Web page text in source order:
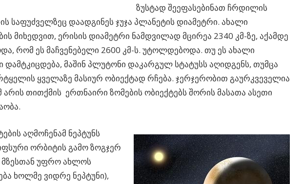
ზუსტად შეეფასებინათ ჩრდილის
საფუძველზეც დაადგინეს ჯუჯა პლანეტის დიამეტრი. ახალი
მიხედვით, ერისის დიამეტრი ნამდვილად მცირეა 2340 კმ-ზე, აქამდე
რომ ეს მაჩვენებელი 2600 კმ-ს. უტოლდებოდა. თუ ეს ახალი
დამტკიცდება, მაშინ პლუტონი დაკარგულ სტატუსს აღიდგენს, თუმცა
ყველაზე მასიურ ობიექტად რჩება. ჯერჯერობით გაურკვეველია
თითქმის ერთნაირი ზომების ობიექტებს შორის მასათა ასეთი
აღმოჩენამ ნეპტუნს
ორბიტის გამო ზოგჯერ
უფრო ახლოს
ხოლმე ვიდრე ნეპტუნი),